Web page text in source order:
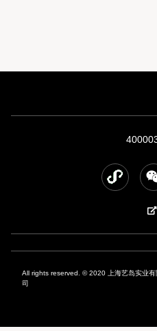
All rights reserved. © 2020 上海艺岛实业
司